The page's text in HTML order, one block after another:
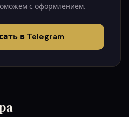
с оформлением.
в Telegram